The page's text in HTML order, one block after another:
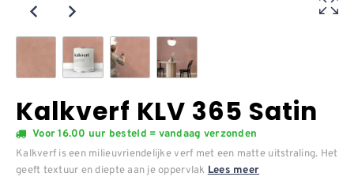
Kalkverf KLV 365 Satin
Voor 16.00 uur besteld = vandaag verzonden
Kalkverf is een milieuvriendelijke verf met een matte uitstraling. Het
geeft textuur en diepte aan je oppervlak Lees meer